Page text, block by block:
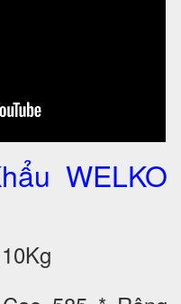
WELKO